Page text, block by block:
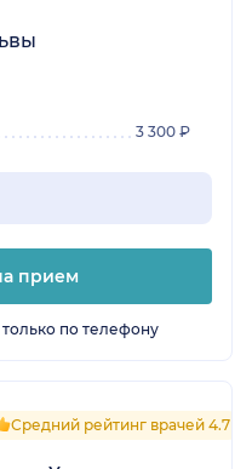
3 300 ₽
прием
по телефону
Средний рейтинг врачей 4.7